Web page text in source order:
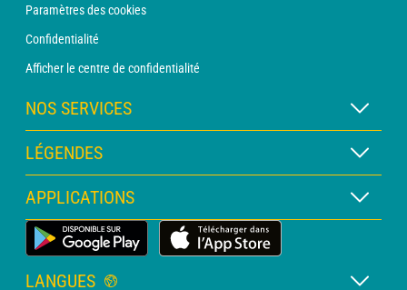
Paramètres des cookies
Confidentialité
Afficher le centre de confidentialité
NOS SERVICES
Abonnement METEO Xpert
Abonnement METEO PRO
Consultation avec un prévisionniste
Bulletin PRO
LÉGENDES
Légende des cartes
Légende des pictogrammes
Glossaire
APPLICATIONS
Application Météo Terrestre
LANGUES